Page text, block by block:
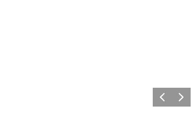
ForrigeNæste